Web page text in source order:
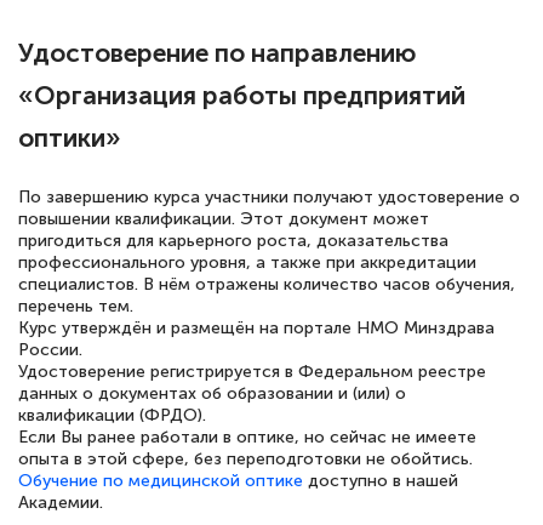
12 марта 2026
Спасибо большое Академии! Грамотное,
вежливое сопровождение! Всё чётко и
квалификации. Ещё раз - СПАСИБО!
Елена Петрикс
11 марта 2026
Всем добрый день! Я прошла курс
повышени каалификации по
специальности «Тренер-преподаватель
Удостоверение по направлению
«Организация работы предприятий
оптики»
По завершению курса участники получают удостоверение о
повышении квалификации. Этот документ может
пригодиться для карьерного роста, доказательства
профессионального уровня, а также при аккредитации
специалистов. В нём отражены количество часов обучения,
перечень тем.
Курс утверждён и размещён на портале НМО Минздрава
России.
Удостоверение регистрируется в Федеральном реестре
данных о документах об образовании и (или) о
квалификации (ФРДО).
Если Вы ранее работали в оптике, но сейчас не имеете
опыта в этой сфере, без переподготовки не обойтись.
Обучение по медицинской оптике доступно в нашей
Академии.